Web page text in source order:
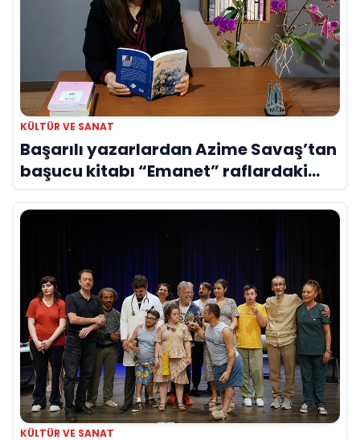
KÜLTÜR VE SANAT
Başarılı yazarlardan Azime Savaş’tan
başucu kitabı “Emanet” raflardaki
yerini aldı
KÜLTÜR VE SANAT